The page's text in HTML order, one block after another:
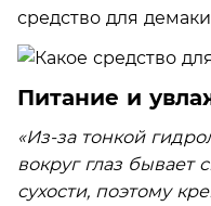
средство для
Питание и
«Из-за тонкой
вокруг глаз бывает
сухости, поэтому